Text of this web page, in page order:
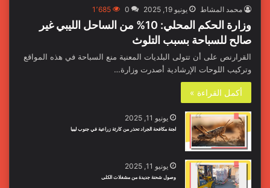
محمد المشاط يونيو 19, 2025 0 1٬685
وزارة الحكم المحلي: 10% من الساحل الليبي غير
صالح للسباحة بسبب التلوث
القرارنص على أن تتولى البلديات المعنية منع السباحة في هذه المواقع
وتركيب اللوحات الإرشادية أصدرت وزارة…
أكمل القراءة »
يونيو 11, 2025
لجنة مكافحة الجراد تحذر من كارثة زراعية في جنوب ليبيا
يونيو 11, 2025
وصول شحنة جديدة من مشغلات الكلى